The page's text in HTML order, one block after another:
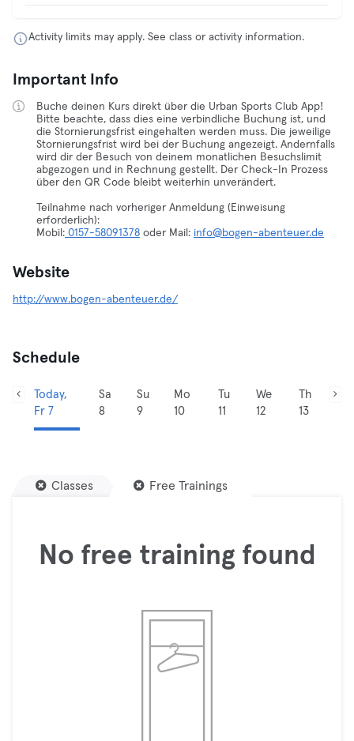
Activity limits may apply. See class or activity information.
Important Info
Buche deinen Kurs direkt über die Urban Sports Club App!
Bitte beachte, dass dies eine verbindliche Buchung ist, und
die Stornierungsfrist eingehalten werden muss. Die jeweilige
Stornierungsfrist wird bei der Buchung angezeigt. Andernfalls
wird dir der Besuch von deinem monatlichen Besuchslimit
abgezogen und in Rechnung gestellt. Der Check-In Prozess
über den QR Code bleibt weiterhin unverändert.
Teilnahme nach vorheriger Anmeldung (Einweisung
erforderlich):
Mobil: 0157-58091378 oder Mail: info@bogen-abenteuer.de
Website
http://www.bogen-abenteuer.de/
Schedule
Today,
Fr 7
Sa
8
Su
9
Mo
10
Tu
11
We
12
Th
13
Classes Free Trainings
No free training found